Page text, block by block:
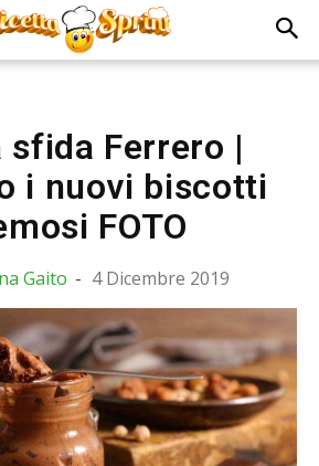
sfida Ferrero |
i nuovi biscotti
FOTO
Gaito - 4 Dicembre 2019